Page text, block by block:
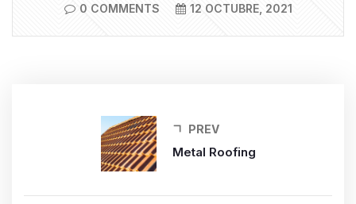
0 COMMENTS 12 OCTUBRE, 2021
PREV
Metal Roofing